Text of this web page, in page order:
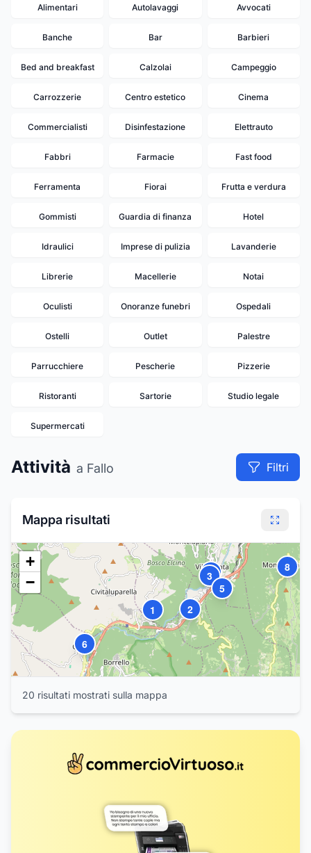
Alimentari Autolavaggi Avvocati
Banche Bar Barbieri
Bed and breakfast Calzolai Campeggio
Carrozzerie Centro estetico Cinema
Commercialisti Disinfestazione Elettrauto
Fabbri Farmacie Fast food
Ferramenta Fiorai Frutta e verdura
Gommisti Guardia di finanza Hotel
Idraulici Imprese di pulizia Lavanderie
Librerie Macellerie Notai
Oculisti Onoranze funebri Ospedali
Ostelli Outlet Palestre
Parrucchiere Pescherie Pizzerie
Ristoranti Sartorie Studio legale
Supermercati
Attività a Fallo Filtri
Mappa risultati
1 2
3
4
5
6
7
8
9
10
+
−
20 risultati mostrati sulla mappa